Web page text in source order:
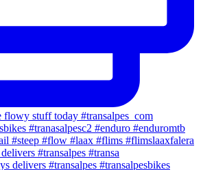
#transalpes #transa